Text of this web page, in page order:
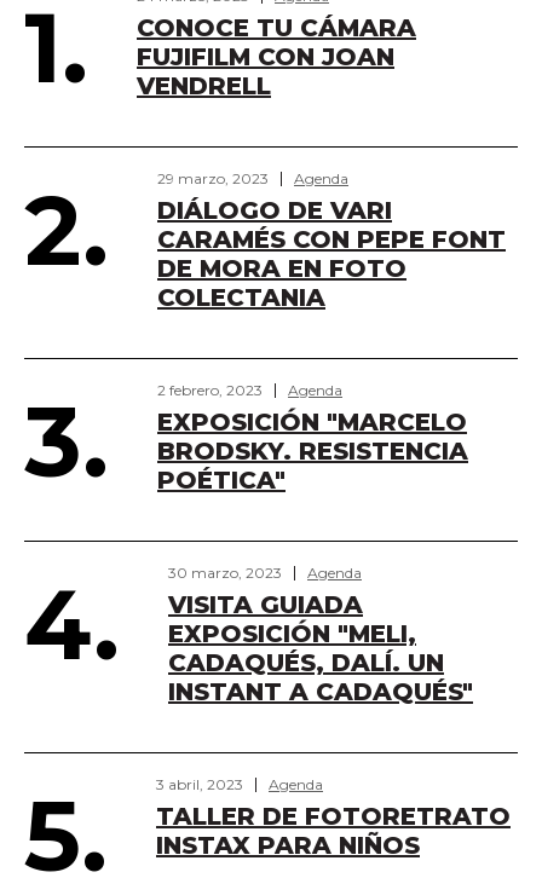
1.
CONOCE TU CÁMARA
FUJIFILM CON JOAN
VENDRELL
2. 29 marzo, 2023 Agenda
DIÁLOGO DE VARI
CARAMÉS CON PEPE FONT
DE MORA EN FOTO
COLECTANIA
3. 2 febrero, 2023 Agenda
EXPOSICIÓN "MARCELO
BRODSKY. RESISTENCIA
POÉTICA"
4. 30 marzo, 2023 Agenda
VISITA GUIADA
EXPOSICIÓN "MELI,
CADAQUÉS, DALÍ. UN
INSTANT A CADAQUÉS"
5. 3 abril, 2023 Agenda
TALLER DE FOTORETRATO
INSTAX PARA NIÑOS